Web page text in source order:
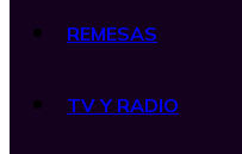
REMESAS
TV Y RADIO